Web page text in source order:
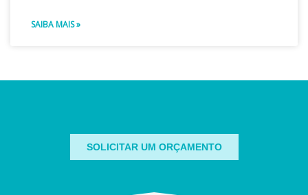
SAIBA MAIS »
SOLICITAR UM ORÇAMENTO